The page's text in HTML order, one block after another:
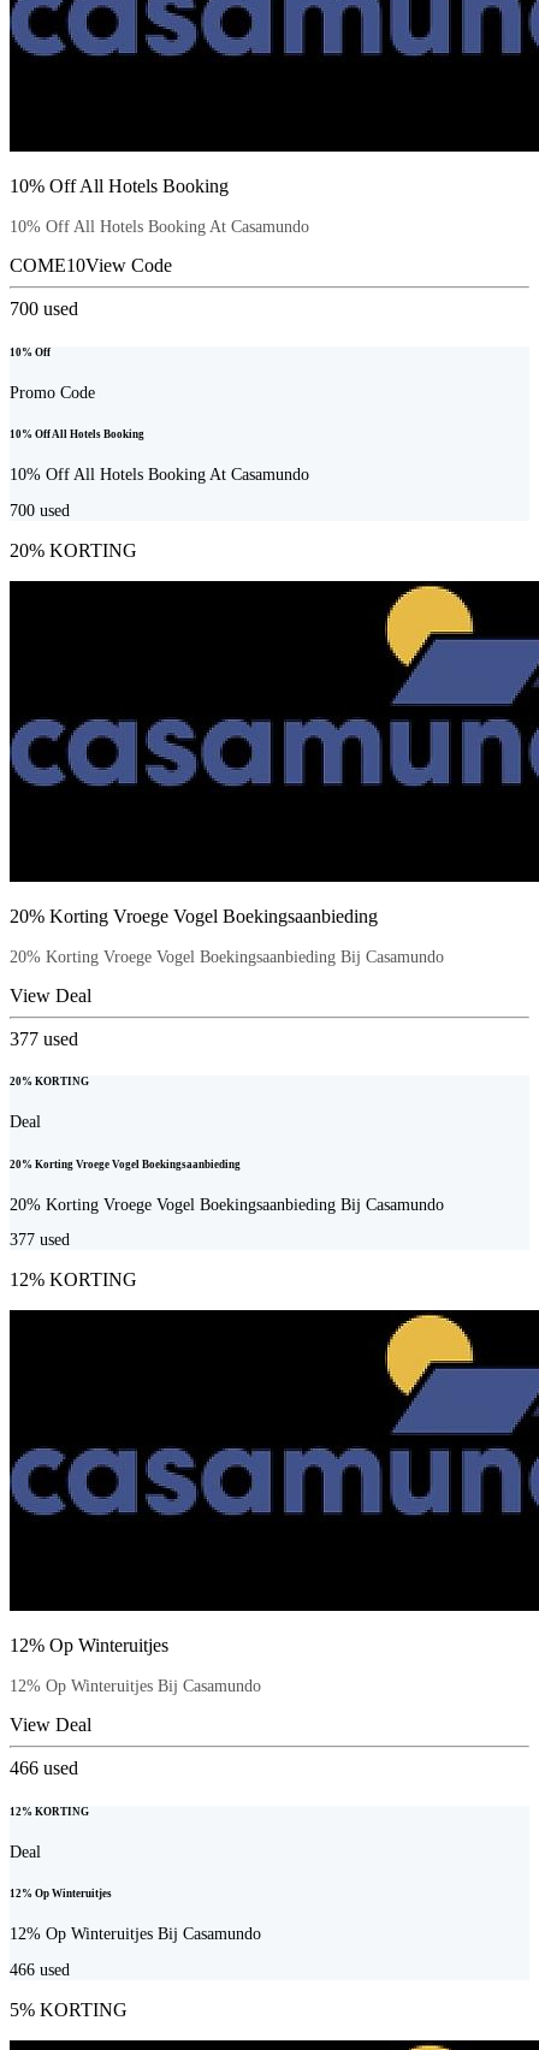
10% Off All Hotels Booking
10% Off All Hotels Booking At Casamundo
COME10View Code
700 used
10% Off
Promo Code
10% Off All Hotels Booking
10% Off All Hotels Booking At Casamundo
700 used
20% KORTING
20% Korting Vroege Vogel Boekingsaanbieding
20% Korting Vroege Vogel Boekingsaanbieding Bij Casamundo
View Deal
377 used
20% KORTING
Deal
20% Korting Vroege Vogel Boekingsaanbieding
20% Korting Vroege Vogel Boekingsaanbieding Bij Casamundo
377 used
12% KORTING
12% Op Winteruitjes
12% Op Winteruitjes Bij Casamundo
View Deal
466 used
12% KORTING
Deal
12% Op Winteruitjes
12% Op Winteruitjes Bij Casamundo
466 used
5% KORTING